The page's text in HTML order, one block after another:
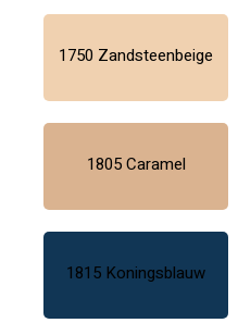
1750 Zandsteenbeige
1805 Caramel
1815 Koningsblauw